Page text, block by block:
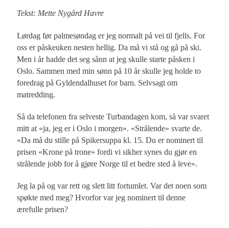
Tekst: Mette Nygård Havre
Lørdag før palmesøndag er jeg normalt på vei til fjells. For
oss er påskeuken nesten hellig. Da må vi stå og gå på ski.
Men i år hadde det seg sånn at jeg skulle starte påsken i
Oslo. Sammen med min sønn på 10 år skulle jeg holde to
foredrag på Gyldendalhuset for barn. Selvsagt om
matredding.
Så da telefonen fra selveste Turbandagen kom, så var svaret
mitt at «ja, jeg er i Oslo i morgen». «Strålende» svarte de.
«Da må du stille på Spikersuppa kl. 15. Du er nominert til
prisen «Krone på trone» fordi vi sikher synes du gjør en
strålende jobb for å gjøre Norge til et bedre sted å leve».
Jeg la på og var rett og slett litt fortumlet. Var det noen som
spøkte med meg? Hvorfor var jeg nominert til denne
ærefulle prisen?